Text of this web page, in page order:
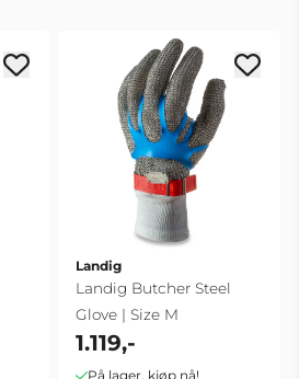
Landig
Landig Butcher Steel
Glove | Size M
1.119,-
På lager, kjøp nå!